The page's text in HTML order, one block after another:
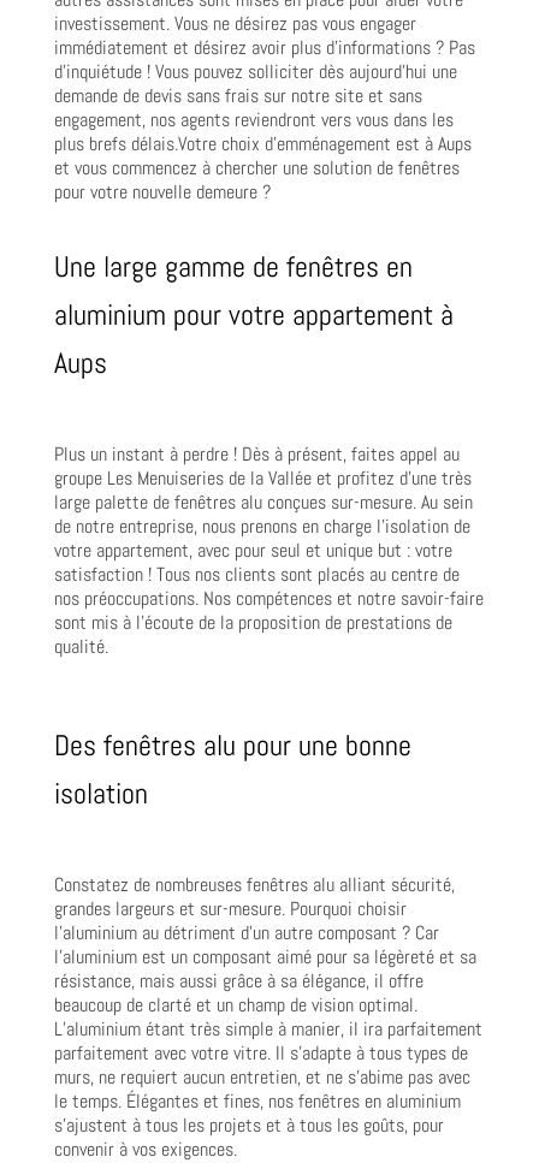
investissement. Vous ne désirez pas vous engager
immédiatement et désirez avoir plus d’informations ? Pas
d’inquiétude ! Vous pouvez solliciter dès aujourd’hui une
demande de devis sans frais sur notre site et sans
engagement, nos agents reviendront vers vous dans les
plus brefs délais.Votre choix d’emménagement est à Aups
et vous commencez à chercher une solution de fenêtres
pour votre nouvelle demeure ?
Une large gamme de fenêtres en
aluminium pour votre appartement à
Aups
Plus un instant à perdre ! Dès à présent, faites appel au
groupe Les Menuiseries de la Vallée et profitez d’une très
large palette de fenêtres alu conçues sur-mesure. Au sein
de notre entreprise, nous prenons en charge l’isolation de
votre appartement, avec pour seul et unique but : votre
satisfaction ! Tous nos clients sont placés au centre de
nos préoccupations. Nos compétences et notre savoir-faire
sont mis à l’écoute de la proposition de prestations de
qualité.
Des fenêtres alu pour une bonne
isolation
Constatez de nombreuses fenêtres alu alliant sécurité,
grandes largeurs et sur-mesure. Pourquoi choisir
l’aluminium au détriment d’un autre composant ? Car
l’aluminium est un composant aimé pour sa légèreté et sa
résistance, mais aussi grâce à sa élégance, il offre
beaucoup de clarté et un champ de vision optimal.
L’aluminium étant très simple à manier, il ira parfaitement
parfaitement avec votre vitre. Il s’adapte à tous types de
murs, ne requiert aucun entretien, et ne s’abime pas avec
le temps. Élégantes et fines, nos fenêtres en aluminium
s’ajustent à tous les projets et à tous les goûts, pour
convenir à vos exigences.